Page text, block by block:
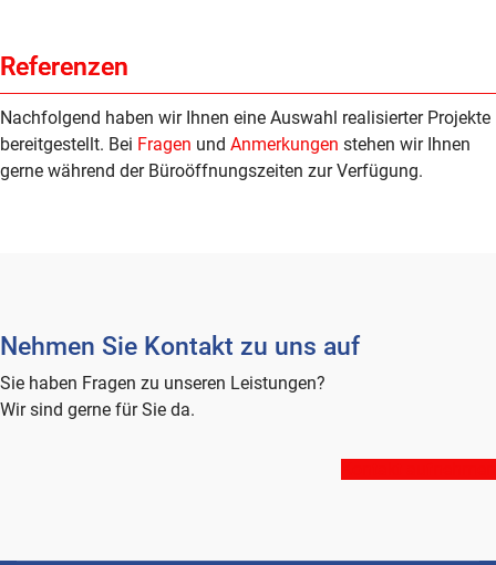
Referenzen
Nachfolgend haben wir Ihnen eine Auswahl realisierter Projekte
bereitgestellt. Bei Fragen und Anmerkungen stehen wir Ihnen
gerne während der Büroöffnungszeiten zur Verfügung.
Nehmen Sie Kontakt zu uns auf
Sie haben Fragen zu unseren Leistungen?
Wir sind gerne für Sie da.